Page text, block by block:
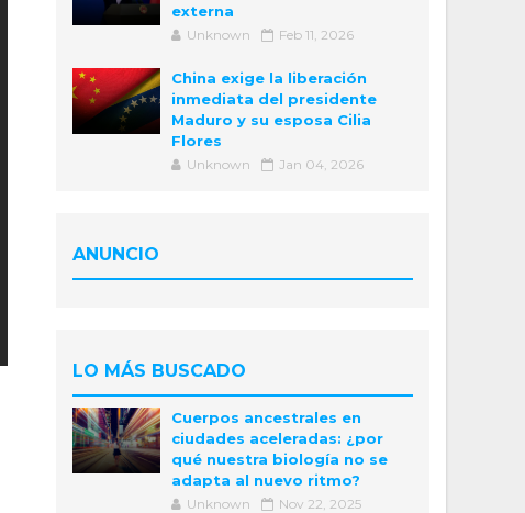
externa
Unknown Feb 11, 2026
China exige la liberación
inmediata del presidente
Maduro y su esposa Cilia
Flores
Unknown Jan 04, 2026
ANUNCIO
LO MÁS BUSCADO
Cuerpos ancestrales en
ciudades aceleradas: ¿por
qué nuestra biología no se
adapta al nuevo ritmo?
Unknown Nov 22, 2025